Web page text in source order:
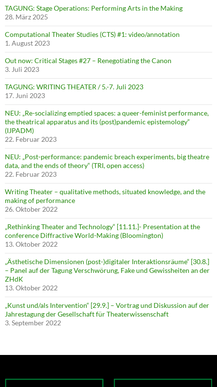
TAGUNG: Stage Operations: Performing Arts in the Making
28. März 2025
Computational Theater Studies (CTS) #1: video/annotation
1. August 2023
Out now: Critical Stages #27 – Renegotiating the Canon
3. Juli 2023
TAGUNG: WRITING THEATER / 5.-7. Juli 2023
17. Juni 2023
NEU: „Re-socializing emptied spaces: a queer-feminist performance,
the theatrical apparatus and its (post)pandemic epistemology“
(IJPADM)
22. Februar 2023
NEU: „Post-performance: pandemic breach experiments, big theatre
data, and the ends of theory“ (TRI, open access)
22. Februar 2023
Writing Theater – qualitative methods, situated knowledge, and the
making of performance
26. Oktober 2022
„Rethinking Theater and Technology“ [11.11.]- Presentation at the
conference Diffractive World-Making (Bloomington)
13. Oktober 2022
„Ästhetische Dimensionen (post-)digitaler Interaktionsräume“ [30.8.]
– Panel auf der Tagung Verschwörung, Fake und Gewissheiten an der
ZHdK
13. Oktober 2022
„Kunst und/als Intervention“ [29.9.] – Vortrag und Diskussion auf der
Jahrestagung der Gesellschaft für Theaterwissenschaft
3. September 2022